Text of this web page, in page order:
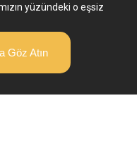
yüzündeki o eşsiz
Göz Atın